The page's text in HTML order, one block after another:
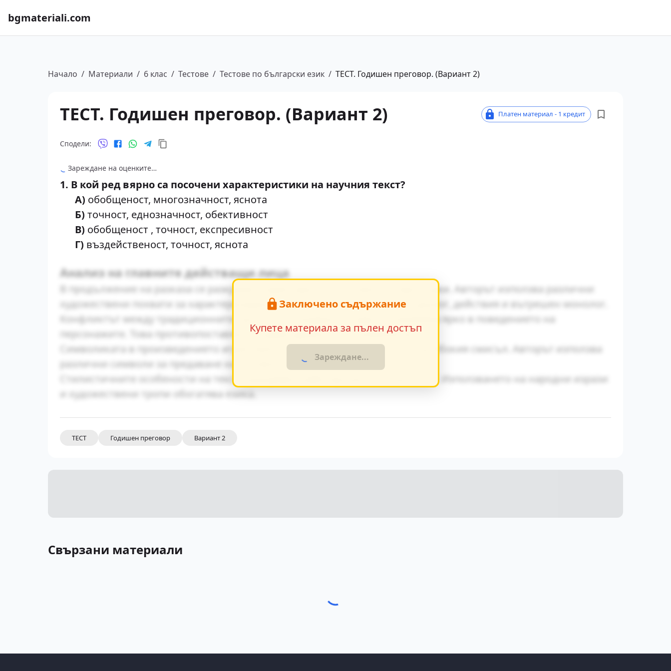
bgmateriali.com
Начало / Материали / 6 клас / Тестове / Тестове по български език / ТЕСТ. Годишен преговор. (Вариант 2)
ТЕСТ. Годишен преговор. (Вариант 2) Платен материал - 1 кредит
Сподели:
Зареждане на оценките…
1. В кой ред вярно са посочени характеристики на научния текст?
А) обобщеност, многозначност, яснота
Б) точност, еднозначност, обективност
В) обобщеност , точност, експресивност
Г) въздейственост, точност, яснота
Анализ на главните действащи лица
В продължение на разказа се разкриват характерите на основните персонажи. Авторът използва различни
художествени похвати за характеризиране - директна характеристика, диалог, действия и вътрешен монолог.
Конфликтът между традиционните ценности и модерните идеи се проявява ярко в поведението на
персонажите. Това противопоставяне създава драматично напрежение.
Символиката в произведението играе важна роля за разбирането на по-дълбокия смисъл. Авторът използва
различни символи за предаване на основните теми.
Стилистичните особености на текста разкриват майстерството на писателя. Използването на народни изрази
и художествени тропи обогатява езика.
Заключено съдържание
Купете материала за пълен достъп
Зареждане...
ТЕСТ Годишен преговор Вариант 2
Свързани материали